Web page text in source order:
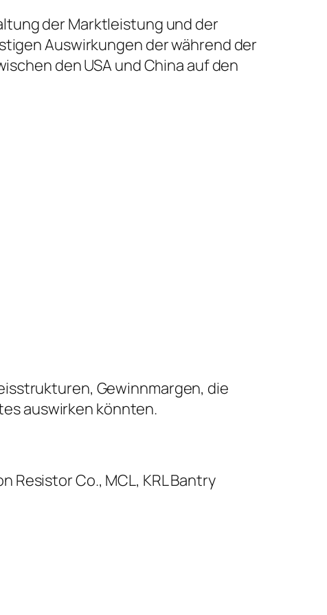
der Marktleistung und der
Auswirkungen der während der
den USA und China auf den
Gewinnmargen, die
auswirken könnten.
Resistor Co., MCL, KRL Bantry